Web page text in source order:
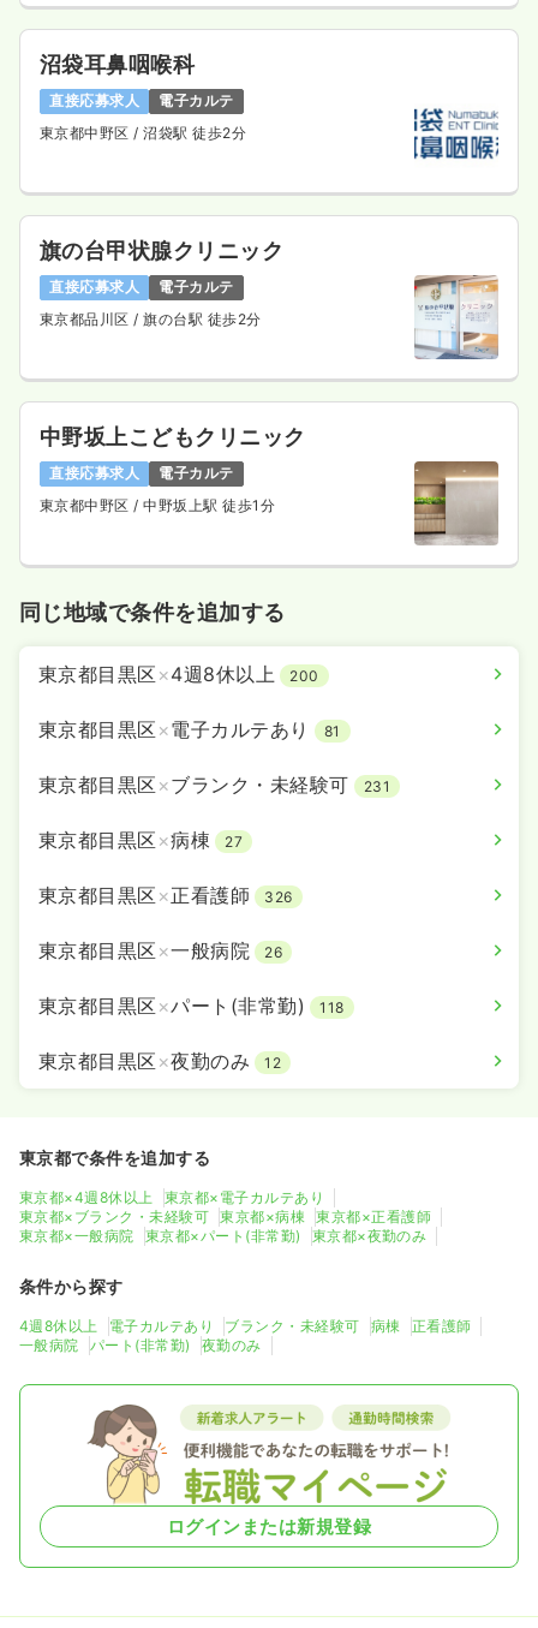
沼袋耳鼻咽喉科
直接応募求人
電子カルテ
東京都中野区 / 沼袋駅 徒歩2分
旗の台甲状腺クリニック
直接応募求人
電子カルテ
東京都品川区 / 旗の台駅 徒歩2分
中野坂上こどもクリニック
直接応募求人
電子カルテ
東京都中野区 / 中野坂上駅 徒歩1分
同じ地域で条件を追加する
東京都目黒区 ×4週8休以上 200
東京都目黒区 ×電子カルテあり 81
東京都目黒区 ×ブランク・未経験可 231
東京都目黒区 ×病棟 27
東京都目黒区 ×正看護師 326
東京都目黒区 ×一般病院 26
東京都目黒区 ×パート(非常勤) 118
東京都目黒区 ×夜勤のみ 12
東京都で条件を追加する
東京都×4週8休以上
東京都×電子カルテあり
東京都×ブランク・未経験可
東京都×病棟
東京都×正看護師
東京都×一般病院
東京都×パート(非常勤) 東京都×夜勤のみ
条件から探す
4週8休以上 電子カルテあり ブランク・未経験可 病棟
正看護師
一般病院
パート(非常勤) 夜勤のみ
ログインまたは新規登録